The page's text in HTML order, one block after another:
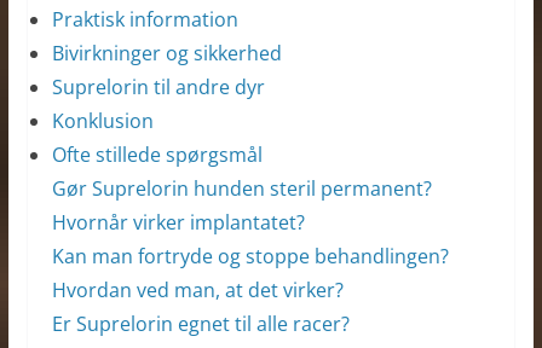
Praktisk information
Bivirkninger og sikkerhed
Suprelorin til andre dyr
Konklusion
Ofte stillede spørgsmål
Gør Suprelorin hunden steril permanent?
Hvornår virker implantatet?
Kan man fortryde og stoppe behandlingen?
Hvordan ved man, at det virker?
Er Suprelorin egnet til alle racer?